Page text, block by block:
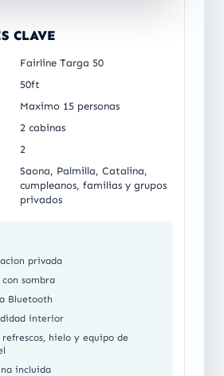
CLAVE
Fairline Targa 50
50ft
Maximo 15 personas
2 cabinas
2
Saona, Palmilla, Catalina,
cumpleanos, familias y grupos
privados
privada
con sombra
Bluetooth
interior
refrescos, hielo y equipo de
incluida